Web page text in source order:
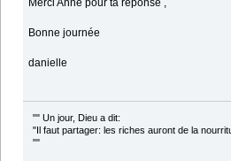
Merci Anne pour ta réponse ,
Bonne journée
danielle
"" Un jour, Dieu a dit:
"Il faut partager: les riches auront de la
""